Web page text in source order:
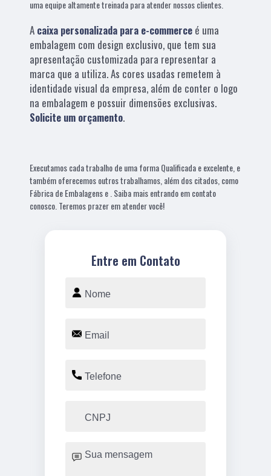
uma equipe altamente treinada para atender nossos clientes.
A caixa personalizada para e-commerce é uma
embalagem com design exclusivo, que tem sua
apresentação customizada para representar a
marca que a utiliza. As cores usadas remetem à
identidade visual da empresa, além de conter o logo
na embalagem e possuir dimensões exclusivas.
Solicite um orçamento.
Executamos cada trabalho de uma forma Qualificada e excelente, e
também oferecemos outros trabalhamos, além dos citados, como
Fábrica de Embalagens e . Saiba mais entrando em contato
conosco. Teremos prazer em atender você!
Entre em Contato